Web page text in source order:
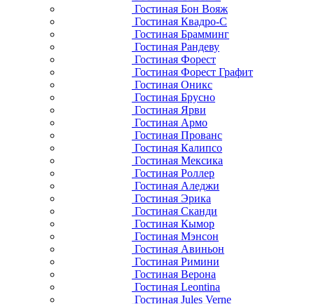
Гостиная Бон Вояж
Гостиная Квадро-С
Гостиная Брамминг
Гостиная Рандеву
Гостиная Форест
Гостиная Форест Графит
Гостиная Оникс
Гостиная Брусно
Гостиная Ярви
Гостиная Армо
Гостиная Прованс
Гостиная Калипсо
Гостиная Мексика
Гостиная Роллер
Гостиная Аледжи
Гостиная Эрика
Гостиная Сканди
Гостиная Кымор
Гостиная Мэнсон
Гостиная Авиньон
Гостиная Римини
Гостиная Верона
Гостиная Leontina
Гостиная Jules Verne